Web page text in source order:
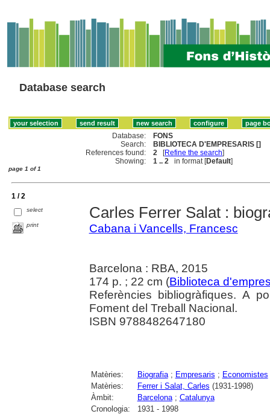
Database search
Database:
FONS
Search:
BIBLIOTECA D'EMPRESARIS []
References found:
2 [Refine the search]
Showing:
1 .. 2 in format [Default]
page 1 of 1
1 / 2
select
print
Carles Ferrer Salat :
Cabana i Vancells, Francesc
Barcelona : RBA, 2015
174 p. ; 22 cm (Biblioteca
Referències bibliogràfiques. A
Foment del Treball Nacional.
ISBN 9788482647180
Matèries: Biografia; Empresaris ; Economistes
Matèries:
Ferrer i Salat, Carles (1931-1998)
Àmbit:
Barcelona; Catalunya
Cronologia:
1931 - 1998